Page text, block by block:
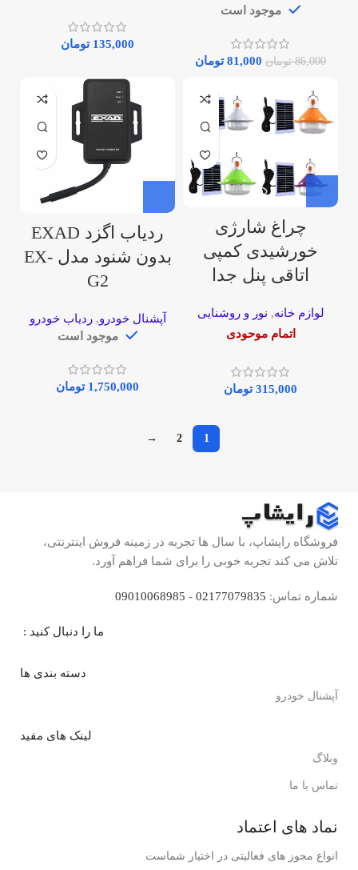
موجود است
86,000 تومان 81,000 تومان
135,000 تومان
چراغ شارژی
خورشیدی کمپی
اتاقی پنل جدا
لوازم خانه, نور و روشنایی
اتمام موحودی
315,000 تومان
ردیاب اگزد EXAD
بدون شنود مدل EX-
G2
آپشنال خودرو,ردیاب خودرو
موجود است
1,750,000 تومان
1
2
→
فروشگاه رایشاپ، با سال ها تجربه در زمینه فروش اینترنتی،
تلاش می کند تجربه خوبی را برای شما فراهم آورد.
شماره تماس: 02177079835
-
09010068985
ما را دنبال کنید :
دسته بندی ها
آپشنال خودرو
لینک های مفید
وبلاگ
تماس با ما
نماد های اعتماد
انواع مجوز های فعالیتی در اختیار شماست